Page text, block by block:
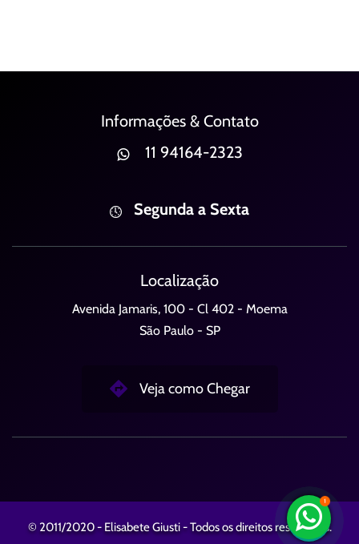
Informações & Contato
11 94164-2323
Segunda a Sexta
Localização
Avenida Jamaris, 100 - Cl 402 - Moema
São Paulo - SP
Veja como Chegar
© 2011/2020 - Elisabete Giusti - Todos os direitos reservados.